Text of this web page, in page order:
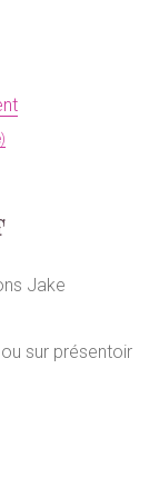
Jake
sur présentoir